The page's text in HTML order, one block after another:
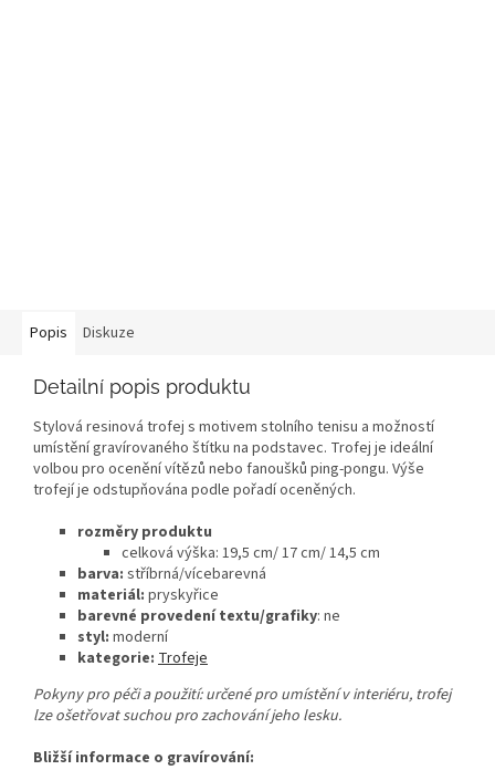
Popis Diskuze
Detailní popis produktu
Stylová resinová trofej s motivem stolního tenisu a možností
umístění gravírovaného štítku na podstavec. Trofej je ideální
volbou pro ocenění vítězů nebo fanoušků ping-pongu. Výše
trofejí je odstupňována podle pořadí oceněných.
rozměry produktu
celková výška: 19,5 cm/ 17 cm/ 14,5 cm
barva: stříbrná/vícebarevná
materiál: pryskyřice
barevné provedení textu/grafiky: ne
styl: moderní
kategorie: Trofeje
Pokyny pro péči a použití: určené pro umístění v interiéru, trofej
lze ošetřovat suchou pro zachování jeho lesku.
Bližší informace o gravírování: